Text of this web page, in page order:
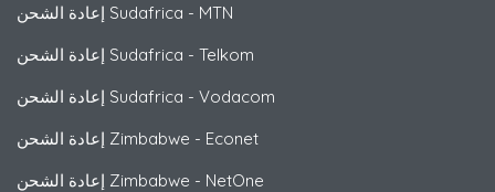
إعادة الشحن Sudafrica - MTN
إعادة الشحن Sudafrica - Telkom
إعادة الشحن Sudafrica - Vodacom
إعادة الشحن Zimbabwe - Econet
إعادة الشحن Zimbabwe - NetOne